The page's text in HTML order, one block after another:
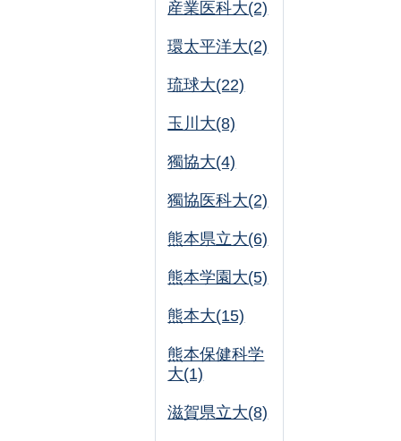
産業医科大(2)
環太平洋大(2)
琉球大(22)
玉川大(8)
獨協大(4)
獨協医科大(2)
熊本県立大(6)
熊本学園大(5)
熊本大(15)
熊本保健科学
大(1)
滋賀県立大(8)